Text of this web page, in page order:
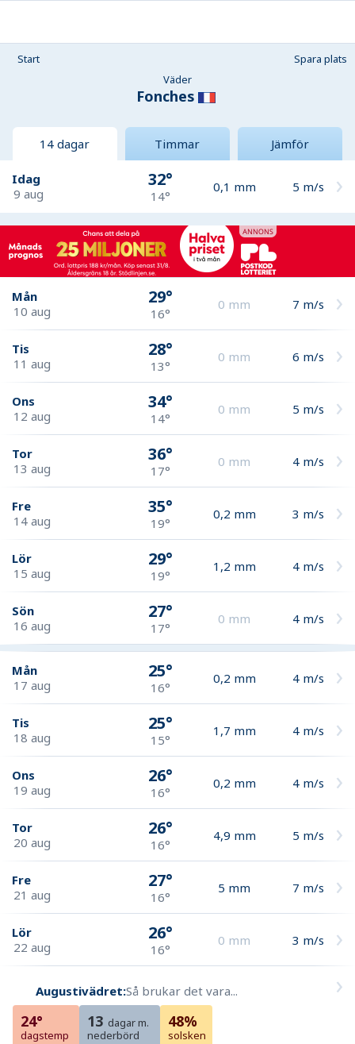
Start
Spara plats
Väder
Fonches
14 dagar Timmar Jämför
Idag
9 aug
32°
14°
0,1 mm 5 m/s
Mån
10 aug
29°
16°
0 mm 7 m/s
Tis
11 aug
28°
13°
0 mm 6 m/s
Ons
12 aug
34°
14°
0 mm 5 m/s
Tor
13 aug
36°
17°
0 mm 4 m/s
Fre
14 aug
35°
19°
0,2 mm 3 m/s
Lör
15 aug
29°
19°
1,2 mm 4 m/s
Sön
16 aug
27°
17°
0 mm 4 m/s
Mån
17 aug
25°
16°
0,2 mm 4 m/s
Tis
18 aug
25°
15°
1,7 mm 4 m/s
Ons
19 aug
26°
16°
0,2 mm 4 m/s
Tor
20 aug
26°
16°
4,9 mm 5 m/s
Fre
21 aug
27°
16°
5 mm 7 m/s
Lör
22 aug
26°
16°
0 mm 3 m/s
Augustivädret:Så brukar det vara...
24°
dagstemp
13 dagar m.
nederbörd
48%
solsken